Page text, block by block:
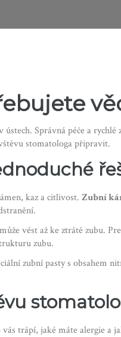
ústech. Správná péče a
stomatologa připravit.
kaz a citlivost. Zubní
vést až ke ztrátě zubu.
zubu.
zubní pasty s
trápí, jaké máte alergie